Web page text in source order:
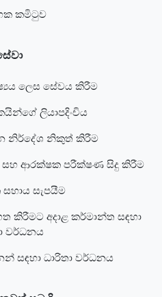
කමිටුව
ලෙස සේවය කිරීම
ලියාපදිංචිය
නිර්දේශ නිකුත් කිරීම
සහ ආරක්ෂක පරීක්ෂණ සිදු කිරීම
සැපයීම
කිරීමට අදාළ කර්මාන්ත සඳහා
වර්ධනය
සඳහා ධාරිතා වර්ධනය